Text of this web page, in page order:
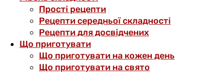
Прості рецепти
Рецепти середньої складності
Рецепти для досвідчених
Що приготувати
Що приготувати на кожен день
Що приготувати на свято